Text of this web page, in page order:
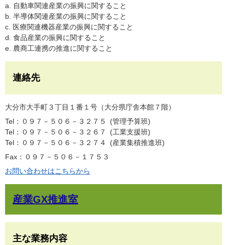
a. 自動車関連産業の振興に関すること
b. 半導体関連産業の振興に関すること
c. 医療関連機器産業の振興に関すること
d. 食品産業の振興に関すること
e. 農商工連携の推進に関すること
連絡先
大分市大手町３丁目１番１号（大分県庁舎本館７階）
Tel：０９７－５０６－３２７５
管理予算班
Tel：０９７－５０６－３２６７
工業支援班
Tel：０９７－５０６－３２７４
産業集積推進班
Fax：０９７－５０６－１７５３
お問い合わせはこちらから
産業GX推進室
主な業務内容